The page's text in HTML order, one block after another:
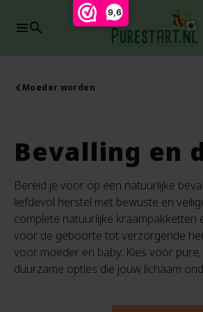
9,6
search
Moeder worden
Bevalling en
Bereid je voor op een natuurlijke
liefdevol herstel met bewuste en
complete natuurlijke kraampakketten
voor de geboorte tot verzorgende
voor moeder en baby. Kies voor
duurzame opties die jouw lichaam